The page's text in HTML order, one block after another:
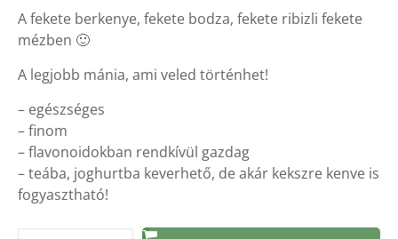
alapján
A fekete berkenye, fekete bodza, fekete ribizli fekete
mézben 🙂
A legjobb mánia, ami veled történhet!
– egészséges
– finom
– flavonoidokban rendkívül gazdag
– teába, joghurtba keverhető, de akár kekszre kenve is
fogyasztható!